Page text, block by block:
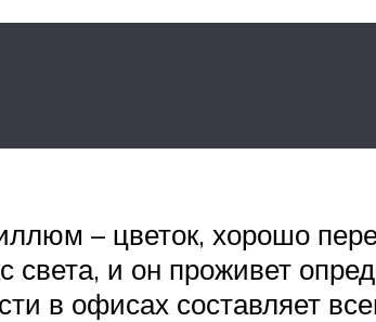
– цветок, хорошо
и он проживет
в офисах составляет